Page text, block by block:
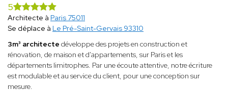
5
Architecte à Paris 75011
Se déplace à Le Pré-Saint-Gervais 93310
3m³ architecte développe des projets en construction et
rénovation, de maison et d'appartements, sur Paris et les
départements limitrophes. Par une écoute attentive, notre écriture
est modulable et au service du client, pour une conception sur
mesure.